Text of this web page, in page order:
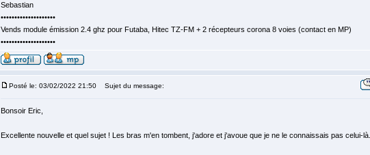
Sebastian
••••••••••••••••••••
Vends module émission 2.4 ghz pour Futaba, Hitec TZ-FM + 2 récepteurs corona 8 voies (contact en MP)
••••••••••••••••••••
Posté le: 03/02/2022 21:50 Sujet du message:
Bonsoir Eric,
Excellente nouvelle et quel sujet ! Les bras m'en tombent, j'adore et j'avoue que je ne le connaissais pas celui-là.